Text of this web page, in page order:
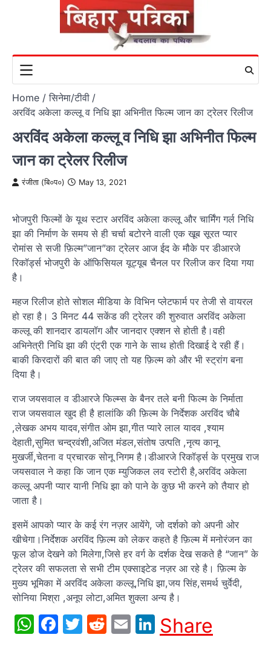
Home
सिनेमा/टीवी
अरविंद अकेला कल्लू व निधि झा अभिनीत फिल्म जान का ट्रेलर रिलीज
अरविंद अकेला कल्लू व निधि झा अभिनीत फिल्म
जान का ट्रेलर रिलीज
रंजीता (बि०प०) May 13, 2021
भोजपुरी फिल्मों के यूथ स्टार अरविंद अकेला कल्लू और चार्मिंग गर्ल निधि
झा की निर्माण के समय से ही चर्चा बटोरने वाली एक खूब सूरत प्यार
रोमांस से सजी फ़िल्म”जान”का ट्रेलर आज ईद के मौके पर डीआरजे
रिकॉर्ड्स भोजपुरी के ऑफिसियल यूट्यूब चैनल पर रिलीज कर दिया गया
है।
महज रिलीज होते सोशल मीडिया के विभिन प्लेटफार्म पर तेजी से वायरल
हो रहा है। 3 मिनट 44 सकेंड की ट्रेलर की शुरुवात अरविंद अकेला
कल्लू की शानदार डायलॉग और जानदार एक्शन से होती है।वही
अभिनेत्री निधि झा की एंट्री एक गाने के साथ होती दिखाई दे रही हैं।
बाकी किरदारों की बात की जाए तो यह फ़िल्म को और भी स्ट्रांग बना
दिया है।
राज जयसवाल व डीआरजे फिल्म्स के बैनर तले बनी फिल्म के निर्माता
राज जयसवाल खुद ही है हालांकि की फ़िल्म के निर्देशक अरविंद चौबे
,लेखक अभय यादव,संगीत ओम झा,गीत प्यारे लाल यादव ,श्याम
देहाती,सुमित चन्द्रवंशी,अजित मंडल,संतोष उत्पति ,नृत्य कानू
मुखर्जी,चेतना व प्रचारक सोनू निगम है।डीआरजे रिकॉर्ड्स के प्रमुख राज
जयसवाल ने कहा कि जान एक म्युजिकल लव स्टोरी है,अरविंद अकेला
कल्लू अपनी प्यार यानी निधि झा को पाने के कुछ भी करने को तैयार हो
जाता है।
इसमें आपको प्यार के कई रंग नज़र आयेंगे, जो दर्शको को अपनी ओर
खीचेगा।निर्देशक अरविंद फ़िल्म को लेकर कहते है फ़िल्म में मनोरंजन का
फूल डोज देखने को मिलेगा,जिसे हर वर्ग के दर्शक देख सकते है “जान” के
ट्रेलर की सफलता से सभी टीम एक्साइटेड नज़र आ रहे है। फ़िल्म के
मुख्य भूमिका में अरविंद अकेला कल्लू,निधि झा,जय सिंह,समर्थ चुर्वेदी,
सोनिया मिश्रा ,अनूप लोटा,अमित शुक्ला अन्य है।
WhatsApp
Facebook
Twitter
Reddit
EmailLinkedIn
Share